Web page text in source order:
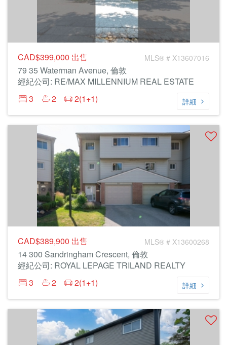
CAD$399,000 出售 MLS® # X13607016
79 35 Waterman Avenue, 倫敦
經紀公司: RE/MAX MILLENNIUM REAL ESTATE
3
2 2(1+1) 詳細
CAD$389,900 出售 MLS® # X13600268
14 300 Sandringham Crescent, 倫敦
經紀公司: ROYAL LEPAGE TRILAND REALTY
3
2 2(1+1) 詳細